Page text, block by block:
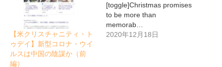
【米クリスチャニティ・ト
ゥデイ】新型コロナ・ウイ
ルスは中国の陰謀か（前
編）
[toggle]Christmas promises
to be more than
memorab…
2020年12月18日